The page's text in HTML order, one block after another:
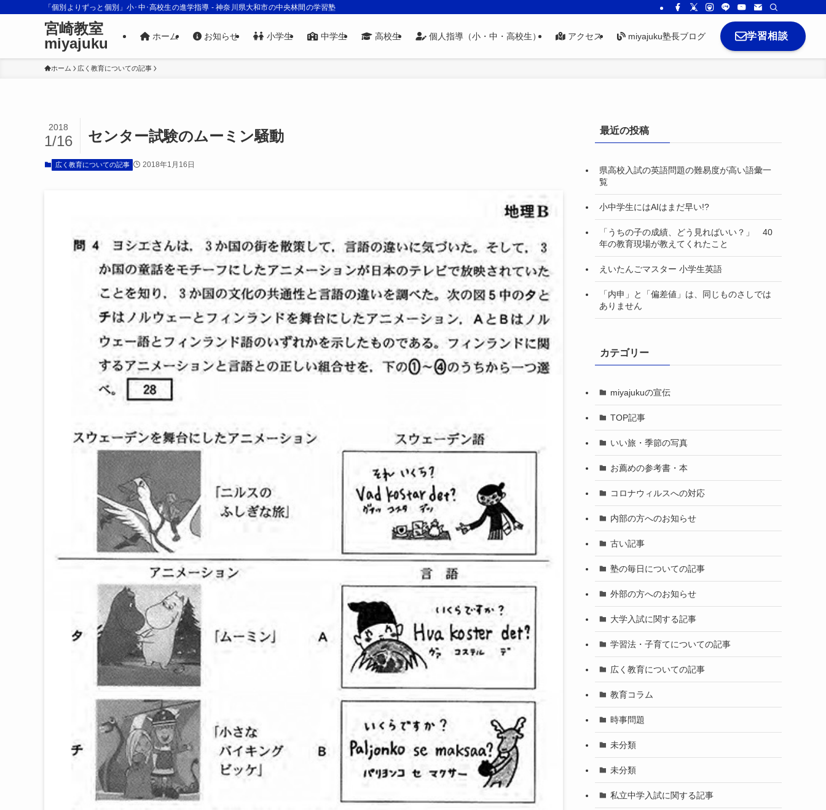
「個別よりずっと個別」小･中･高校生の進学指導 - 神奈川県大和市の中央林間の学習塾
宮崎教室
miyajuku
ホーム お知らせ 小学生 中学生 高校生 個人指導（小・中・高校生） アクセス miyajuku塾長ブログ 学習相談
ホーム 広く教育についての記事
センター試験のムーミン騒動
2018
1/16
広く教育についての記事 2018年1月16日
最近の投稿
県高校入試の英語問題の難易度が高い語彙一
覧
小中学生にはAIはまだ早い!?
「うちの子の成績、どう見ればいい？」 40
年の教育現場が教えてくれたこと
えいたんごマスター 小学生英語
「内申」と「偏差値」は、同じものさしでは
ありません
カテゴリー
miyajukuの宣伝
TOP記事
いい旅・季節の写真
お薦めの参考書・本
コロナウィルスへの対応
内部の方へのお知らせ
古い記事
塾の毎日についての記事
外部の方へのお知らせ
大学入試に関する記事
学習法・子育てについての記事
広く教育についての記事
教育コラム
時事問題
未分類
未分類
私立中学入試に関する記事